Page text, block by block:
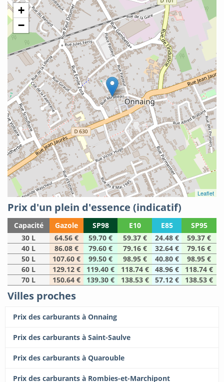
+
−
Leaflet
Prix d'un plein d'essence (indicatif)
Capacité Gazole SP98 E10 E85
SP95
30 L
64.56 € 59.70 € 59.37 € 24.48 €
59.37 €
40 L
86.08 € 79.60 € 79.16 € 32.64 €
79.16 €
50 L
107.60 € 99.50 € 98.95 € 40.80 €
98.95 €
60 L
129.12 € 119.40 € 118.74 € 48.96 €
118.74 €
70 L
150.64 € 139.30 € 138.53 € 57.12 € 138.53 €
Villes proches
Prix des carburants à Onnaing
Prix des carburants à Saint-Saulve
Prix des carburants à Quarouble
Prix des carburants à Rombies-et-Marchipont